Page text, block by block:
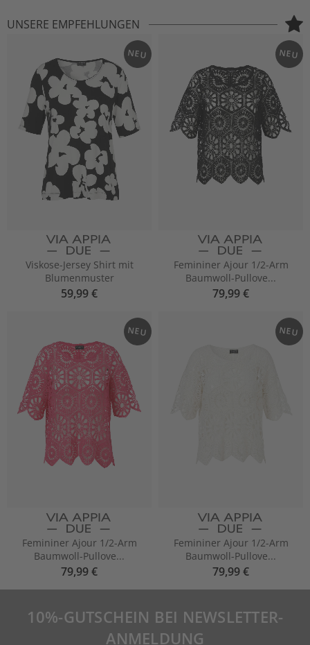
UNSERE EMPFEHLUNGEN
NEU
Viskose-Jersey Shirt mit
Blumenmuster
59,99 €
NEU
Femininer Ajour 1/2-Arm
Baumwoll-Pullove...
79,99 €
NEU
Femininer Ajour 1/2-Arm
Baumwoll-Pullove...
79,99 €
NEU
Femininer Ajour 1/2-Arm
Baumwoll-Pullove...
79,99 €
10%-GUTSCHEIN BEI NEWSLETTER-
ANMELDUNG